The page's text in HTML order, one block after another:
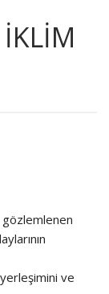
gözlemlenen
yerleşimini ve